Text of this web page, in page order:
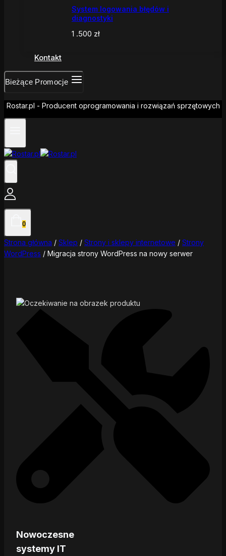
System logowania błędów i
diagnostyki
1 .500 zł
Kontakt
Bieżące Promocje
Rostar.pl - Producent oprogramowania i rozwiązań sprzętowych
0
Strona główna / Sklep / Strony i sklepy internetowe / Strony
WordPress / Migracja strony WordPress na nowy serwer
Nowoczesne
systemy IT